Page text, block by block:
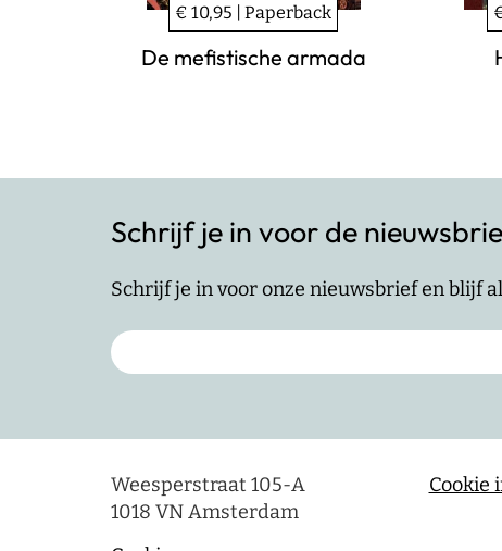
€ 10,95 | Paperback
De mefistische armada
Schrijf je in voor de
Schrijf je in voor onze nieuwsbrief en blijf
Weesperstraat 105-A
1018 VN Amsterdam
Cookie